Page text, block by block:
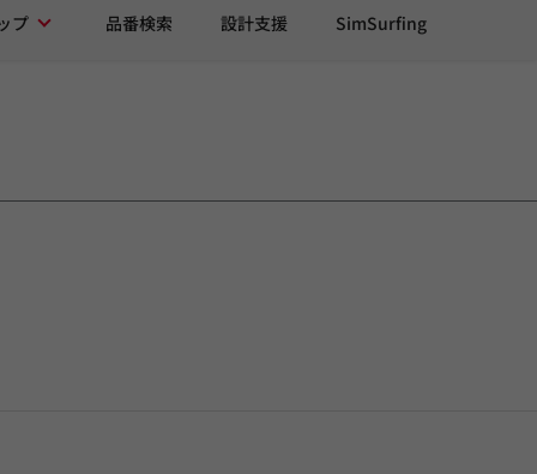
プ 品番検索 設計支援 SimSurfing